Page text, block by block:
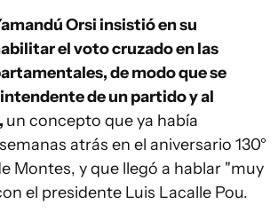
Orsi insistió en su
el voto cruzado en las
de modo que se
de un partido y al
un concepto que ya había
atrás en el aniversario 130°
Montes, y que llegó a hablar "muy
el presidente Luis Lacalle Pou.